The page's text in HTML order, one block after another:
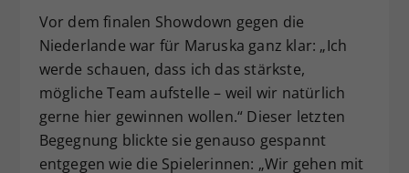
Vor dem finalen Showdown gegen die
Niederlande war für Maruska ganz klar: „Ich
werde schauen, dass ich das stärkste,
mögliche Team aufstelle – weil wir natürlich
gerne hier gewinnen wollen.“ Dieser letzten
Begegnung blickte sie genauso gespannt
entgegen wie die Spielerinnen: „Wir gehen mit